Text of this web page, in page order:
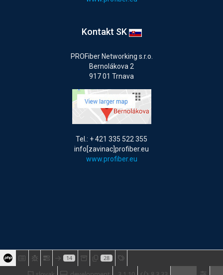
Kontakt SK
PROFiber Networking s.r.o.
Bernolákova 2
917 01 Trnava
Tel.: + 421 335 522 355
info[zavinac]profiber.eu
www.profiber.eu
14 28